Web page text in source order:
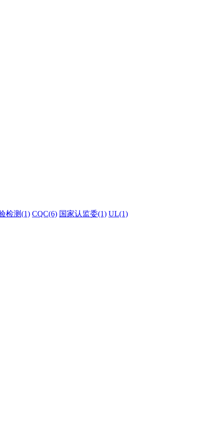
检测(1) CQC(6) 国家认监委(1) UL(1)